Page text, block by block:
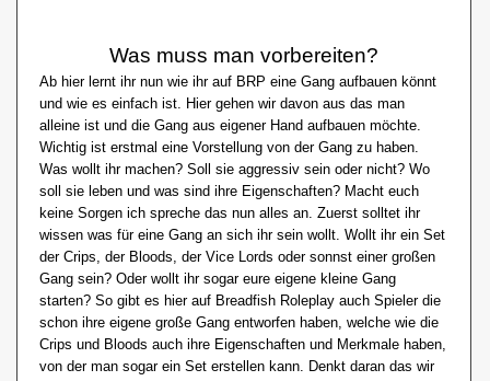
Was muss man vorbereiten?
Ab hier lernt ihr nun wie ihr auf BRP eine Gang aufbauen könnt
und wie es einfach ist. Hier gehen wir davon aus das man
alleine ist und die Gang aus eigener Hand aufbauen möchte.
Wichtig ist erstmal eine Vorstellung von der Gang zu haben.
Was wollt ihr machen? Soll sie aggressiv sein oder nicht? Wo
soll sie leben und was sind ihre Eigenschaften? Macht euch
keine Sorgen ich spreche das nun alles an. Zuerst solltet ihr
wissen was für eine Gang an sich ihr sein wollt. Wollt ihr ein Set
der Crips, der Bloods, der Vice Lords oder sonnst einer großen
Gang sein? Oder wollt ihr sogar eure eigene kleine Gang
starten? So gibt es hier auf Breadfish Roleplay auch Spieler die
schon ihre eigene große Gang entworfen haben, welche wie die
Crips und Bloods auch ihre Eigenschaften und Merkmale haben,
von der man sogar ein Set erstellen kann. Denkt daran das wir